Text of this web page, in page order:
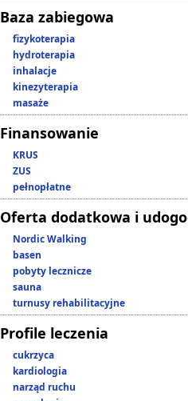
Baza zabiegowa
fizykoterapia
hydroterapia
inhalacje
kinezyterapia
masaże
Finansowanie
KRUS
ZUS
pełnopłatne
Oferta dodatkowa i
Nordic Walking
basen
pobyty lecznicze
sauna
turnusy rehabilitacyjne
Profile leczenia
cukrzyca
kardiologia
narząd ruchu